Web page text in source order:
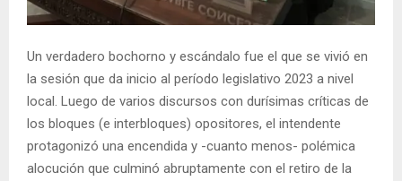
Un verdadero bochorno y escándalo fue el que se vivió en
la sesión que da inicio al período legislativo 2023 a nivel
local. Luego de varios discursos con durísimas críticas de
los bloques (e interbloques) opositores, el intendente
protagonizó una encendida y -cuanto menos- polémica
alocución que culminó abruptamente con el retiro de la